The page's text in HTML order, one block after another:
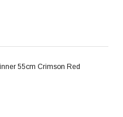
55cm Crimson Red